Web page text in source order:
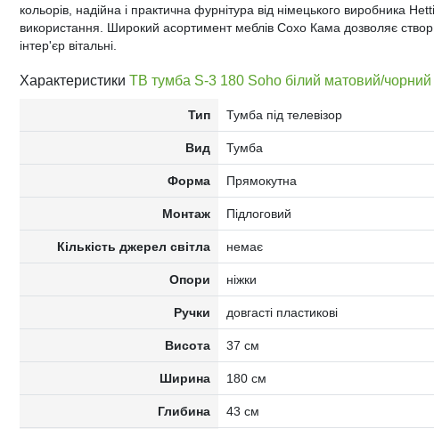
кольорів, надійна і практична фурнітура від німецького виробника
використання. Широкий асортимент меблів Сохо Кама дозволяє
інтер'єр вітальні.
Характеристики ТВ тумба S-3 180 Soho білий матовий/чорний
Тип Тумба під телевізор
Вид Тумба
Форма Прямокутна
Монтаж Підлоговий
Кількість джерел світла немає
Опори ніжки
Ручки довгасті пластикові
Висота 37 см
Ширина 180 см
Глибина 43 см